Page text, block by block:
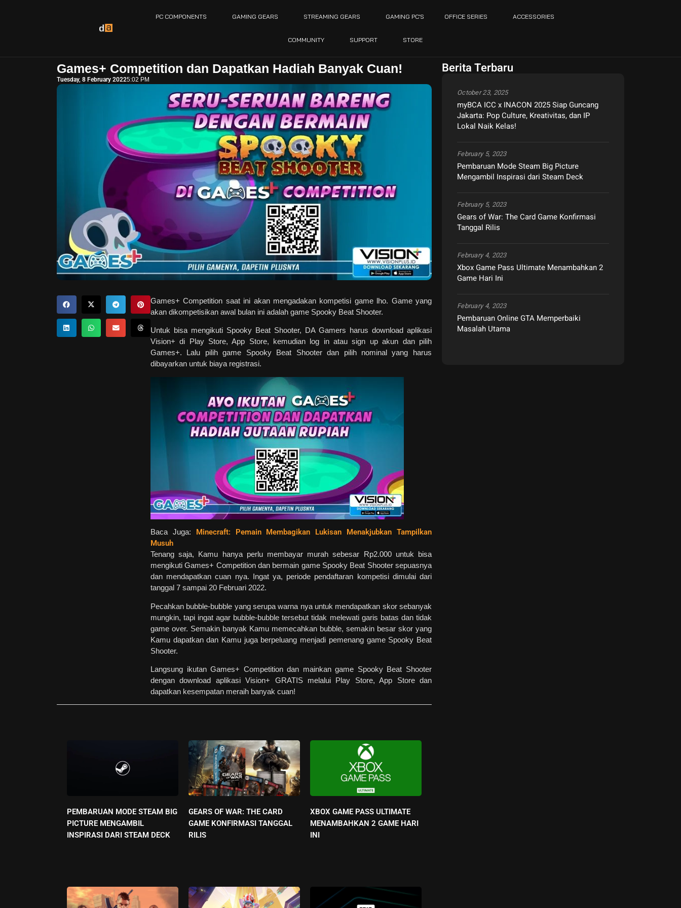
PC COMPONENTS GAMING GEARS STREAMING GEARS GAMING PC’S OFFICE SERIES ACCESSORIES
COMMUNITY SUPPORT STORE
Games+ Competition dan Dapatkan Hadiah Banyak Cuan!
Tuesday, 8 February 20225:02 PM
Games+ Competition saat ini akan mengadakan kompetisi game lho. Game yang
akan dikompetisikan awal bulan ini adalah game Spooky Beat Shooter.
Untuk bisa mengikuti Spooky Beat Shooter, DA Gamers harus download aplikasi
Vision+ di Play Store, App Store, kemudian log in atau sign up akun dan pilih
Games+. Lalu pilih game Spooky Beat Shooter dan pilih nominal yang harus
dibayarkan untuk biaya registrasi.
Baca Juga: Minecraft: Pemain Membagikan Lukisan Menakjubkan Tampilkan
Musuh
Tenang saja, Kamu hanya perlu membayar murah sebesar Rp2.000 untuk bisa
mengikuti Games+ Competition dan bermain game Spooky Beat Shooter sepuasnya
dan mendapatkan cuan nya. Ingat ya, periode pendaftaran kompetisi dimulai dari
tanggal 7 sampai 20 Februari 2022.
Pecahkan bubble-bubble yang serupa warna nya untuk mendapatkan skor sebanyak
mungkin, tapi ingat agar bubble-bubble tersebut tidak melewati garis batas dan tidak
game over. Semakin banyak Kamu memecahkan bubble, semakin besar skor yang
Kamu dapatkan dan Kamu juga berpeluang menjadi pemenang game Spooky Beat
Shooter.
Langsung ikutan Games+ Competition dan mainkan game Spooky Beat Shooter
dengan download aplikasi Vision+ GRATIS melalui Play Store, App Store dan
dapatkan kesempatan meraih banyak cuan!
PEMBARUAN MODE STEAM BIG
PICTURE MENGAMBIL
INSPIRASI DARI STEAM DECK
GEARS OF WAR: THE CARD
GAME KONFIRMASI TANGGAL
RILIS
XBOX GAME PASS ULTIMATE
MENAMBAHKAN 2 GAME HARI
INI
Berita Terbaru
myBCA ICC x INACON 2025 Siap Guncang
Jakarta: Pop Culture, Kreativitas, dan IP
Lokal Naik Kelas!
October 23, 2025
Pembaruan Mode Steam Big Picture
Mengambil Inspirasi dari Steam Deck
February 5, 2023
Gears of War: The Card Game Konfirmasi
Tanggal Rilis
February 5, 2023
Xbox Game Pass Ultimate Menambahkan 2
Game Hari Ini
February 4, 2023
Pembaruan Online GTA Memperbaiki
Masalah Utama
February 4, 2023